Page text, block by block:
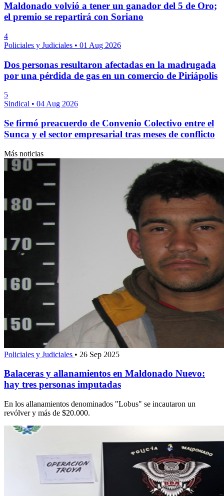
Maldonado volvió a tener un ganador del 5 de Oro;
el premio se repartirá con Soriano
4
Policiales y Judiciales • 01 Aug 2026
Dos personas resultaron afectadas en la madrugada
por una pérdida de gas en un comercio de Piriápolis
5
Sindical • 04 Aug 2026
Se firmó preacuerdo de Convenio Colectivo entre el
Sunca y el sector empresarial tras meses de conflicto
Más noticias
Policiales y Judiciales • 26 Sep 2025
Balaceras y allanamientos en Maldonado Nuevo:
hay tres personas imputadas
En los allanamientos denominados "Lobus" se incautaron un
revólver y más de $20.000.